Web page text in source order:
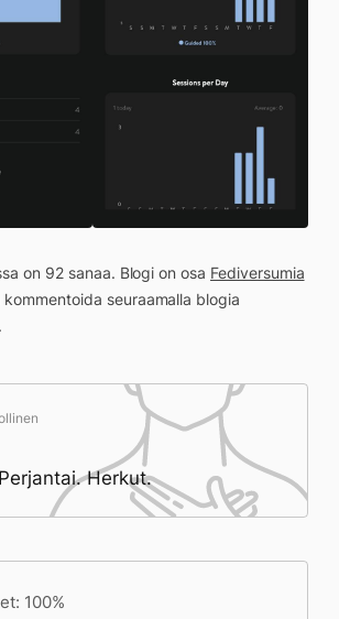
on 92 sanaa. Blogi on osa Fediversumia
seuraamalla blogia
.
Herkut.
100%